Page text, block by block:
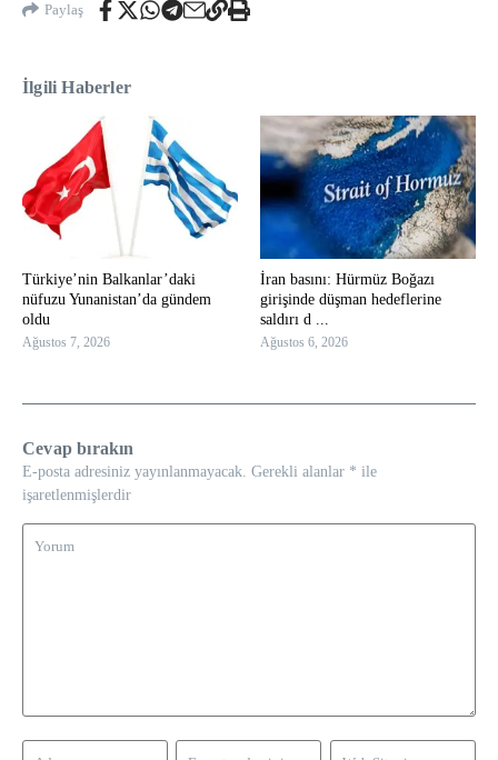
Paylaş
İlgili Haberler
Türkiye’nin Balkanlar’daki
nüfuzu Yunanistan’da gündem
oldu
Ağustos 7, 2026
İran basını: Hürmüz Boğazı
girişinde düşman hedeflerine
saldırı d ...
Ağustos 6, 2026
Cevap bırakın
E-posta adresiniz yayınlanmayacak. Gerekli alanlar * ile
işaretlenmişlerdir